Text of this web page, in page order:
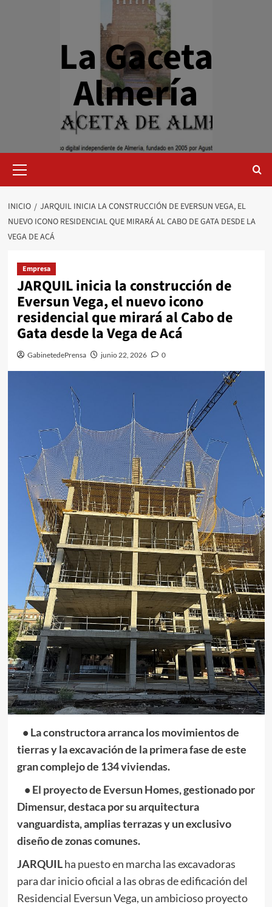
La Gaceta
Almería
primario
INICIO
JARQUIL INICIA LA CONSTRUCCIÓN DE EVERSUN VEGA, EL
NUEVO ICONO RESIDENCIAL QUE MIRARÁ AL CABO DE GATA DESDE LA
VEGA DE ACÁ
Empresa
JARQUIL inicia la construcción de
Eversun Vega, el nuevo icono
residencial que mirará al Cabo de
Gata desde la Vega de Acá
GabinetedePrensa junio 22, 2026 0
• La constructora arranca los movimientos de
tierras y la excavación de la primera fase de este
gran complejo de 134 viviendas.
• El proyecto de Eversun Homes, gestionado por
Dimensur, destaca por su arquitectura
vanguardista, amplias terrazas y un exclusivo
diseño de zonas comunes.
JARQUILha puesto en marcha las excavadoras
para dar inicio oficial a las obras de edificación del
Residencial Eversun Vega, un ambicioso proyecto